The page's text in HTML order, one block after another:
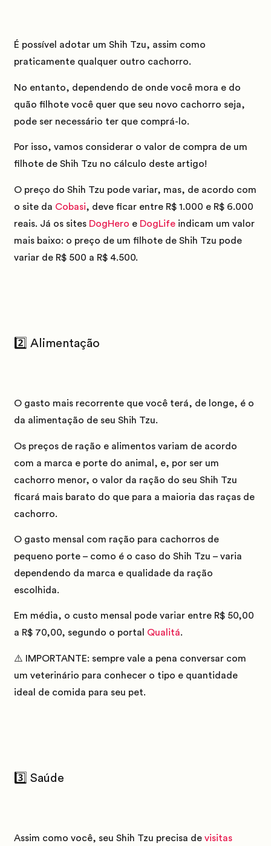
É possível adotar um Shih Tzu, assim como
praticamente qualquer outro cachorro.
No entanto, dependendo de onde você mora e do
quão filhote você quer que seu novo cachorro seja,
pode ser necessário ter que comprá-lo.
Por isso, vamos considerar o valor de compra de um
filhote de Shih Tzu no cálculo deste artigo!
O preço do Shih Tzu pode variar, mas, de acordo com
o site da Cobasi, deve ficar entre R$ 1.000 e R$ 6.000
reais. Já os sites DogHero e DogLifeindicam um valor
mais baixo: o preço de um filhote de Shih Tzu pode
variar de R$ 500 a R$ 4.500.
2️⃣ Alimentação
O gasto mais recorrente que você terá, de longe, é o
da alimentação de seu Shih Tzu.
Os preços de ração e alimentos variam de acordo
com a marca e porte do animal, e, por ser um
cachorro menor, o valor da ração do seu Shih Tzu
ficará mais barato do que para a maioria das raças de
cachorro.
O gasto mensal com ração para cachorros de
pequeno porte – como é o caso do Shih Tzu – varia
dependendo da marca e qualidade da ração
escolhida.
Em média, o custo mensal pode variar entre R$ 50,00
a R$ 70,00, segundo o portal Qualitá.
⚠️ IMPORTANTE: sempre vale a pena conversar com
um veterinário para conhecer o tipo e quantidade
ideal de comida para seu pet.
3️⃣ Saúde
Assim como você, seu Shih Tzu precisa de visitas